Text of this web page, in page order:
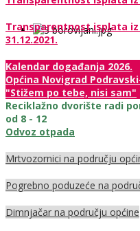
Transparentnost isplata iz
31.12.2021.
Kalendar događanja 2026.
Općina Novigrad
"Stižem po tebe, nisi sam"
Reciklažno dvorište radi
od 8 - 12
Odvoz otpada
Mrtvozornici na području
Pogrebno poduzeće na
Dimnjačar na području općine